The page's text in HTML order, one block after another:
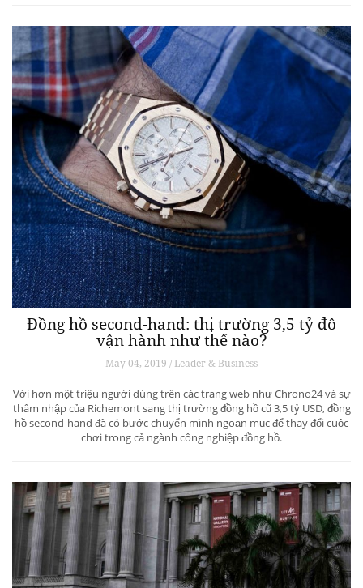
Đồng hồ second-hand: thị trường 3,5 tỷ đô
vận hành như thế nào?
May 04, 2019 / Leader & Business
Với hơn một triệu người dùng trên các trang web như Chrono24 và sự
thâm nhập của Richemont sang thị trường đồng hồ cũ 3,5 tỷ USD, đồng
hồ second-hand đã có bước chuyển mình ngoạn mục để thay đổi cuộc
chơi trong cả ngành công nghiệp đồng hồ.